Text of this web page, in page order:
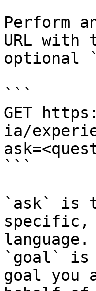
Perform
URL with
optional
```
GET
ia/
```
`ask` is
specific,
language.
`goal` is
goal you